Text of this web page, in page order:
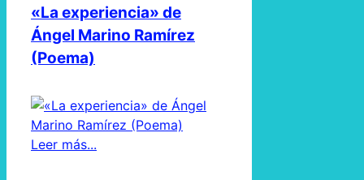
«La experiencia» de
Ángel Marino Ramírez
(Poema)
Leer más...